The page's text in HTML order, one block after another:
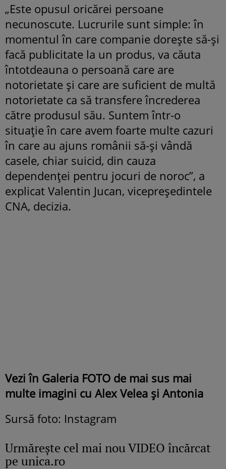
„Este opusul oricărei persoane
necunoscute. Lucrurile sunt simple: în
momentul în care companie dorește să-și
facă publicitate la un produs, va căuta
întotdeauna o persoană care are
notorietate și care are suficient de multă
notorietate ca să transfere încrederea
către produsul său. Suntem într-o
situație în care avem foarte multe cazuri
în care au ajuns românii să-și vândă
casele, chiar suicid, din cauza
dependenței pentru jocuri de noroc”, a
explicat Valentin Jucan, vicepreședintele
CNA, decizia.
Vezi în Galeria FOTO de mai sus mai
multe imagini cu Alex Velea și Antonia
Sursă foto: Instagram
Urmăreşte cel mai nou VIDEO încărcat
pe unica.ro